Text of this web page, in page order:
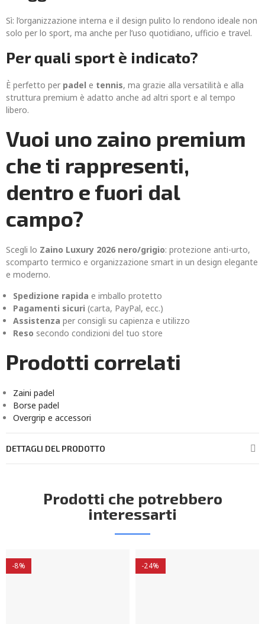
Sì: l’organizzazione interna e il design pulito lo rendono ideale non
solo per lo sport, ma anche per l’uso quotidiano, ufficio e travel.
Per quali sport è indicato?
È perfetto per padel e tennis, ma grazie alla versatilità e alla
struttura premium è adatto anche ad altri sport e al tempo
libero.
Vuoi uno zaino premium
che ti rappresenti,
dentro e fuori dal
campo?
Scegli lo Zaino Luxury 2026 nero/grigio: protezione anti-urto,
scomparto termico e organizzazione smart in un design elegante
e moderno.
Spedizione rapida e imballo protetto
Pagamenti sicuri (carta, PayPal, ecc.)
Assistenza per consigli su capienza e utilizzo
Reso secondo condizioni del tuo store
Prodotti correlati
Zaini padel
Borse padel
Overgrip e accessori
DETTAGLI DEL PRODOTTO
Prodotti che potrebbero
interessarti
-8% -24%